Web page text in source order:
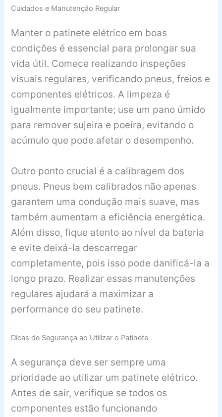
Cuidados e Manutenção Regular
Manter o patinete elétrico em boas
condições é essencial para prolongar sua
vida útil. Comece realizando inspeções
visuais regulares, verificando pneus, freios e
componentes elétricos. A limpeza é
igualmente importante; use um pano úmido
para remover sujeira e poeira, evitando o
acúmulo que pode afetar o desempenho.
Outro ponto crucial é a calibragem dos
pneus. Pneus bem calibrados não apenas
garantem uma condução mais suave, mas
também aumentam a eficiência energética.
Além disso, fique atento ao nível da bateria
e evite deixá-la descarregar
completamente, pois isso pode danificá-la a
longo prazo. Realizar essas manutenções
regulares ajudará a maximizar a
performance do seu patinete.
Dicas de Segurança ao Utilizar o Patinete
A segurança deve ser sempre uma
prioridade ao utilizar um patinete elétrico.
Antes de sair, verifique se todos os
componentes estão funcionando